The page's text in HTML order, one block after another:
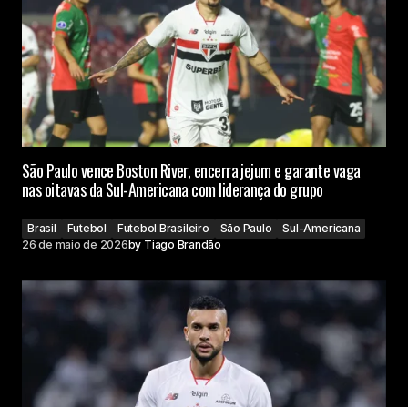
São Paulo vence Boston River, encerra jejum e garante vaga
nas oitavas da Sul-Americana com liderança do grupo
Brasil Futebol Futebol Brasileiro São Paulo
Sul-Americana
26 de maio de 2026by Tiago Brandão